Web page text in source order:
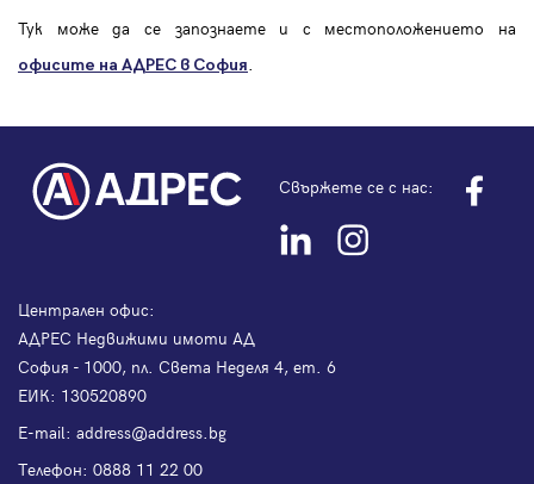
Тук може да се запознаете и с местоположението на
офисите на АДРЕС в София.
Свържете се с нас:
Централен офис:
АДРЕС Недвижими имоти АД
София - 1000, пл. Света Неделя 4, ет. 6
ЕИК: 130520890
Е-mail: address@address.bg
Телефон: 0888 11 22 00